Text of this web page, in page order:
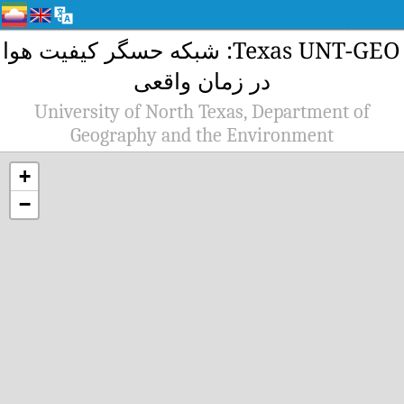
Texas UNT-GEO: شبکه حسگر کیفیت هوا
در زمان واقعی
University of North Texas, Department of
Geography and the Environment
+
−